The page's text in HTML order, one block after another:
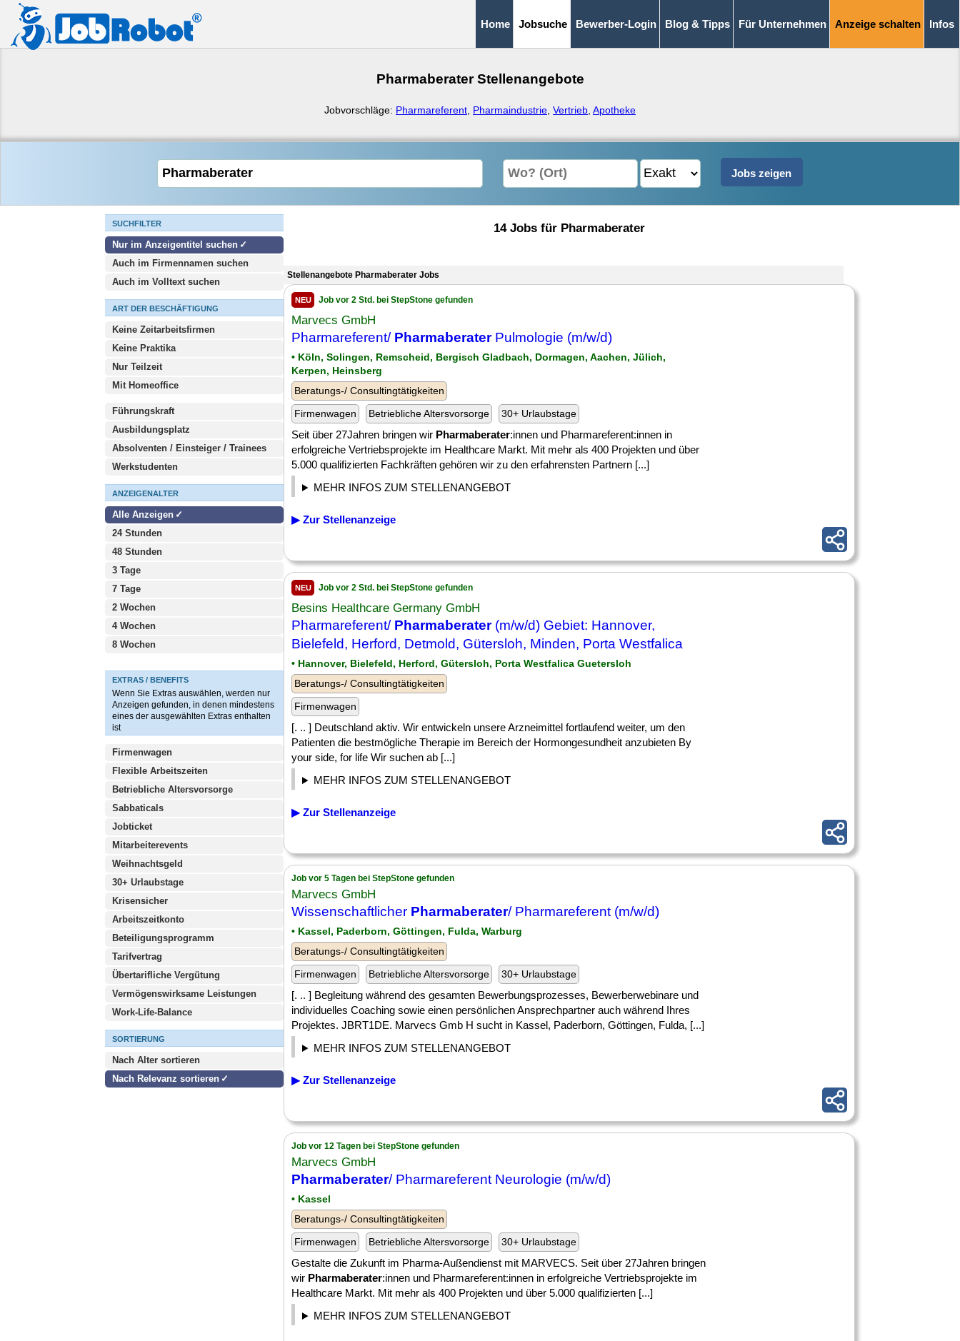
Home Jobsuche Bewerber-Login Blog & Tipps Für Unternehmen Anzeige schalten Infos
Pharmaberater Stellenangebote
Jobvorschläge: Pharmareferent Pharmaindustrie Vertrieb Apotheke
SUCHFILTER
Nur im Anzeigentitel suchen
Auch im Firmennamen suchen
Auch im Volltext suchen
ART DER BESCHÄFTIGUNG
Keine Zeitarbeitsfirmen
Keine Praktika
Nur Teilzeit
Mit Homeoffice
Führungskraft
Ausbildungsplatz
Absolventen / Einsteiger / Trainees
Werkstudenten
ANZEIGENALTER
Alle Anzeigen
24 Stunden
48 Stunden
3 Tage
7 Tage
2 Wochen
4 Wochen
8 Wochen
EXTRAS / BENEFITS
Wenn Sie Extras auswählen, werden nur
Anzeigen gefunden, in denen mindestens
eines der ausgewählten Extras enthalten
ist
Firmenwagen
Flexible Arbeitszeiten
Betriebliche Altersvorsorge
Sabbaticals
Jobticket
Mitarbeiterevents
Weihnachtsgeld
30+ Urlaubstage
Krisensicher
Arbeitszeitkonto
Beteiligungsprogramm
Tarifvertrag
Übertarifliche Vergütung
Vermögenswirksame Leistungen
Work-Life-Balance
SORTIERUNG
Nach Alter sortieren
Nach Relevanz sortieren
14 Jobs für Pharmaberater
Stellenangebote Pharmaberater Jobs
NEU Job vor 2 Std. bei StepStone gefunden
Marvecs GmbH
Pharmareferent/ PharmaberaterPulmologie (m/w/d)
• Köln, Solingen, Remscheid, Bergisch Gladbach, Dormagen, Aachen, Jülich,
Kerpen, Heinsberg
Beratungs-/ Consultingtätigkeiten
Firmenwagen
Betriebliche Altersvorsorge 30+ Urlaubstage
Seit über 27Jahren bringen wir Pharmaberater:innen und Pharmareferent:innen in
erfolgreiche Vertriebsprojekte im Healthcare Markt. Mit mehr als 400 Projekten und über
5.000 qualifizierten Fachkräften gehören wir zu den erfahrensten Partnern [...]
MEHR INFOS ZUM STELLENANGEBOT
▶ Zur Stellenanzeige
NEU Job vor 2 Std. bei StepStone gefunden
Besins Healthcare Germany GmbH
Pharmareferent/ Pharmaberater(m/w/d) Gebiet: Hannover,
Bielefeld, Herford, Detmold, Gütersloh, Minden, Porta Westfalica
• Hannover, Bielefeld, Herford, Gütersloh, Porta Westfalica Guetersloh
Beratungs-/ Consultingtätigkeiten
Firmenwagen
[. .. ] Deutschland aktiv. Wir entwickeln unsere Arzneimittel fortlaufend weiter, um den
Patienten die bestmögliche Therapie im Bereich der Hormongesundheit anzubieten By
your side, for life Wir suchen ab [...]
MEHR INFOS ZUM STELLENANGEBOT
▶ Zur Stellenanzeige
Job vor 5 Tagen bei StepStone gefunden
Marvecs GmbH
Wissenschaftlicher Pharmaberater/ Pharmareferent (m/w/d)
• Kassel, Paderborn, Göttingen, Fulda, Warburg
Beratungs-/ Consultingtätigkeiten
Firmenwagen
Betriebliche Altersvorsorge 30+ Urlaubstage
[. .. ] Begleitung während des gesamten Bewerbungsprozesses, Bewerberwebinare und
individuelles Coaching sowie einen persönlichen Ansprechpartner auch während Ihres
Projektes. JBRT1DE. Marvecs Gmb H sucht in Kassel, Paderborn, Göttingen, Fulda, [...]
MEHR INFOS ZUM STELLENANGEBOT
▶ Zur Stellenanzeige
Job vor 12 Tagen bei StepStone gefunden
Marvecs GmbH
Pharmaberater/ Pharmareferent Neurologie (m/w/d)
• Kassel
Beratungs-/ Consultingtätigkeiten
Firmenwagen
Betriebliche Altersvorsorge 30+ Urlaubstage
Gestalte die Zukunft im Pharma-Außendienst mit MARVECS. Seit über 27Jahren bringen
wir Pharmaberater:innen und Pharmareferent:innen in erfolgreiche Vertriebsprojekte im
Healthcare Markt. Mit mehr als 400 Projekten und über 5.000 qualifizierten [...]
MEHR INFOS ZUM STELLENANGEBOT